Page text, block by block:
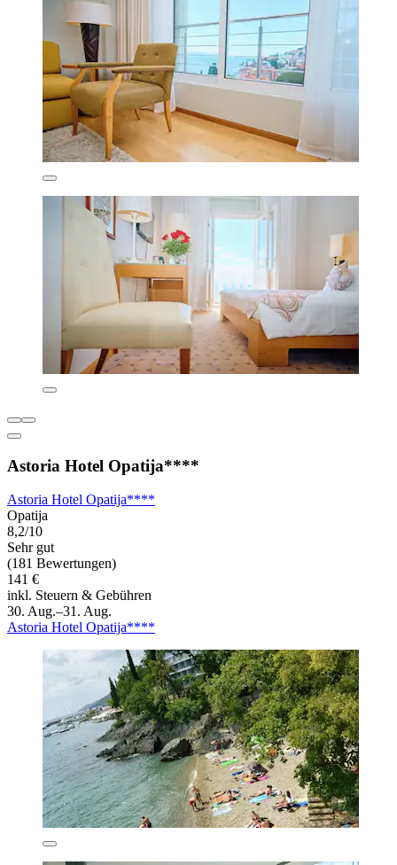
Astoria Hotel Opatija****
Astoria Hotel Opatija****
Opatija
8,2/10
Sehr gut
(181 Bewertungen)
141 €
inkl. Steuern & Gebühren
30. Aug.–31. Aug.
Astoria Hotel Opatija****